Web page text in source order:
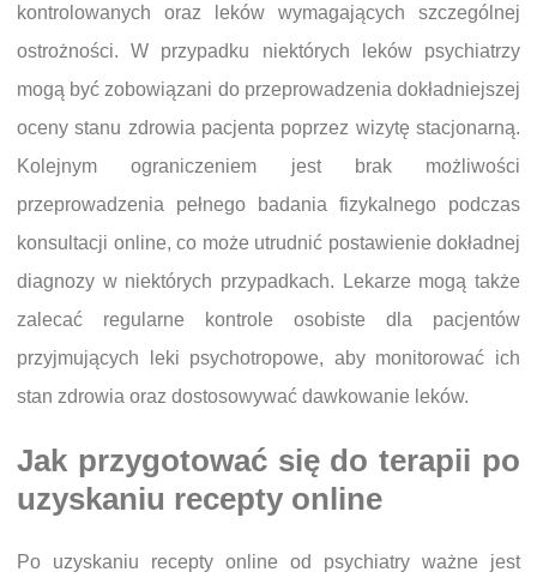
kontrolowanych oraz leków wymagających szczególnej
ostrożności. W przypadku niektórych leków psychiatrzy
mogą być zobowiązani do przeprowadzenia dokładniejszej
oceny stanu zdrowia pacjenta poprzez wizytę stacjonarną.
Kolejnym ograniczeniem jest brak możliwości
przeprowadzenia pełnego badania fizykalnego podczas
konsultacji online, co może utrudnić postawienie dokładnej
diagnozy w niektórych przypadkach. Lekarze mogą także
zalecać regularne kontrole osobiste dla pacjentów
przyjmujących leki psychotropowe, aby monitorować ich
stan zdrowia oraz dostosowywać dawkowanie leków.
Jak przygotować się do terapii po
uzyskaniu recepty online
Po uzyskaniu recepty online od psychiatry ważne jest